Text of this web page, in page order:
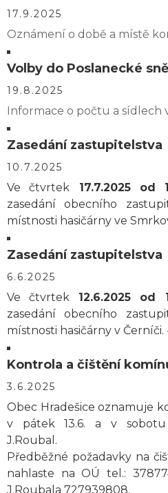
17.9.2025
Oznámení o době a místě
Volby do Poslanecké
19.8.2025
Informace o počtu a sídlech
Zasedání zastupitelstva
10.7.2025
Ve čtvrtek 17.7.2025 od
zasedání obecního
místnosti hasičárny ve
Zasedání zastupitelstva
6.6.2025
Ve čtvrtek 12.6.2025 od
zasedání obecního
místnosti hasičárny v Černíči.
Kontrola a čištění
3.6.2025
Obec Hradešice oznamuje
v pátek 13.6. a v sobotu
J.Roubal.
Předběžné požadavky na
nahlaste na OÚ tel.:
J.Roubala 727939808.